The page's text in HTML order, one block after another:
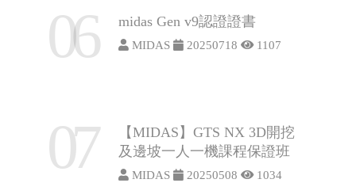
06 midas Gen v9認證證書
MIDAS 20250718 1107
07
【MIDAS】GTS NX 3D開挖
及邊坡一人一機課程保證班
MIDAS 20250508 1034